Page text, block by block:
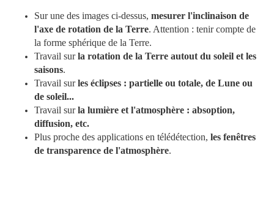
Sur une des images ci-dessus, mesurer l'inclinaison de
l'axe de rotation de la Terre. Attention : tenir compte de
la forme sphérique de la Terre.
Travail surla rotation de la Terre autout du soleil et les
saisons.
Travail surles éclipses : partielle ou totale, de Lune ou
de soleil...
Travail surla lumière et l'atmosphère : absoption,
diffusion, etc.
Plus proche des applications en télédétection, les fenêtres
de transparence de l'atmosphère.